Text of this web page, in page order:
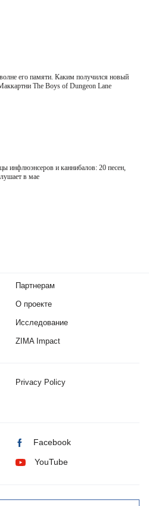
его памяти. Каким получился новый
The Boys of Dungeon Lane
инфлюэнсеров и каннибалов: 20 песен,
в мае
Партнерам
О проекте
Исследование
ZIMA Impact
Privacy Policy
Facebook
YouTube